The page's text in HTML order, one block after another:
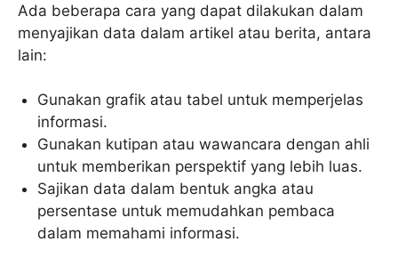
Ada beberapa cara yang dapat dilakukan dalam
menyajikan data dalam artikel atau berita, antara
lain:
Gunakan grafik atau tabel untuk memperjelas
informasi.
Gunakan kutipan atau wawancara dengan ahli
untuk memberikan perspektif yang lebih luas.
Sajikan data dalam bentuk angka atau
persentase untuk memudahkan pembaca
dalam memahami informasi.